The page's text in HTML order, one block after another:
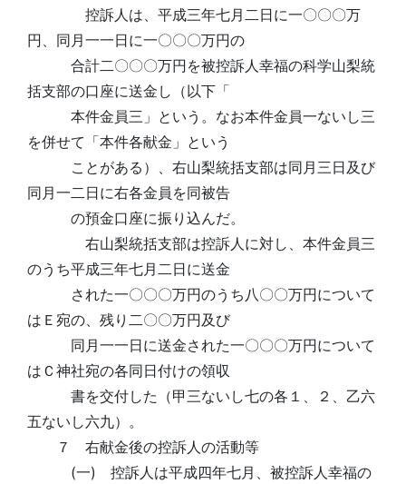
控訴人は、平成三年七月二日に一〇〇〇万
円、同月一一日に一〇〇〇万円の
合計二〇〇〇万円を被控訴人幸福の科学山梨統
括支部の口座に送金し（以下「
本件金員三」という。なお本件金員一ないし三
を併せて「本件各献金」という
ことがある）、右山梨統括支部は同月三日及び
同月一二日に右各金員を同被告
の預金口座に振り込んだ。
右山梨統括支部は控訴人に対し、本件金員三
のうち平成三年七月二日に送金
された一〇〇〇万円のうち八〇〇万円について
はＥ宛の、残り二〇〇万円及び
同月一一日に送金された一〇〇〇万円について
はＣ神社宛の各同日付けの領収
書を交付した（甲三ないし七の各１、２、乙六
五ないし六九）。
７ 右献金後の控訴人の活動等
(一) 控訴人は平成四年七月、被控訴人幸福の